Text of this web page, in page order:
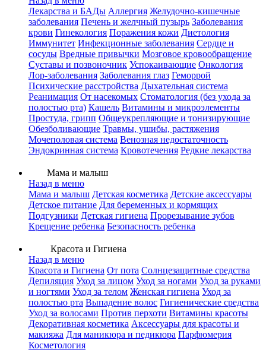
Лекарства и БАДы Аллергия Желудочно-кишечные
заболевания Печень и желчный пузырь Заболевания
крови Гинекология Поражения кожи Диетология
Иммунитет Инфекционные заболевания Сердце и
сосуды Вредные привычки Мозговое кровообращение
Суставы и позвоночник Успокаивающие Онкология
Лор-заболевания Заболевания глаз Геморрой
Психические расстройства Дыхательная система
Реанимация От насекомых Стоматология (без ухода за
полостью рта) Кашель Витамины и микроэлементы
Простуда, грипп Общеукрепляющие и тонизирующие
Обезболивающие Травмы, ушибы, растяжения
Мочеполовая система Венозная недостаточность
Эндокринная система Кровотечения Редкие лекарства
Мама и малыш
Назад в меню
Мама и малыш Детская косметика Детские аксессуары
Детское питание Для беременных и кормящих
Подгузники Детская гигиена Прорезывание зубов
Крещение ребенка Безопасность ребенка
Красота и Гигиена
Назад в меню
Красота и Гигиена От пота Солнцезащитные средства
Депиляция Уход за лицом Уход за ногами Уход за руками
и ногтями Уход за телом Женская гигиена Уход за
полостью рта Выпадение волос Гигиенические средства
Уход за волосами Против перхоти Витамины красоты
Декоративная косметика Аксессуары для красоты и
макияжа Для маникюра и педикюра Парфюмерия
Косметология